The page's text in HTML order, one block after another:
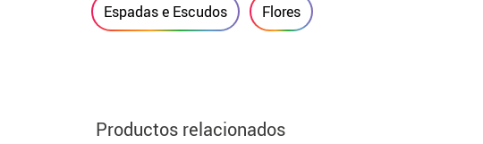
Espadas e Escudos Flores
Productos relacionados